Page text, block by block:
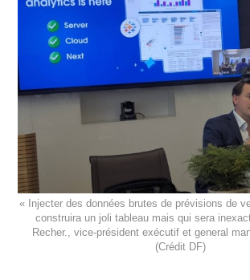
« Injecter des données brutes de prévisions de
construira un joli tableau mais qui sera
Recher., vice-président exécutif et general
(Crédit DF)